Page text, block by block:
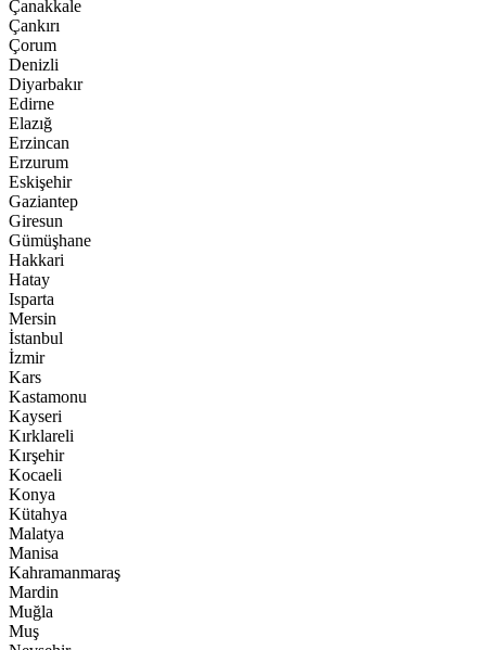
Çanakkale
Çankırı
Çorum
Denizli
Diyarbakır
Edirne
Elazığ
Erzincan
Erzurum
Eskişehir
Gaziantep
Giresun
Gümüşhane
Hakkari
Hatay
Isparta
Mersin
İstanbul
İzmir
Kars
Kastamonu
Kayseri
Kırklareli
Kırşehir
Kocaeli
Konya
Kütahya
Malatya
Manisa
Kahramanmaraş
Mardin
Muğla
Muş